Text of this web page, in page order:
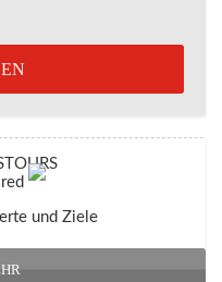
und Ziele